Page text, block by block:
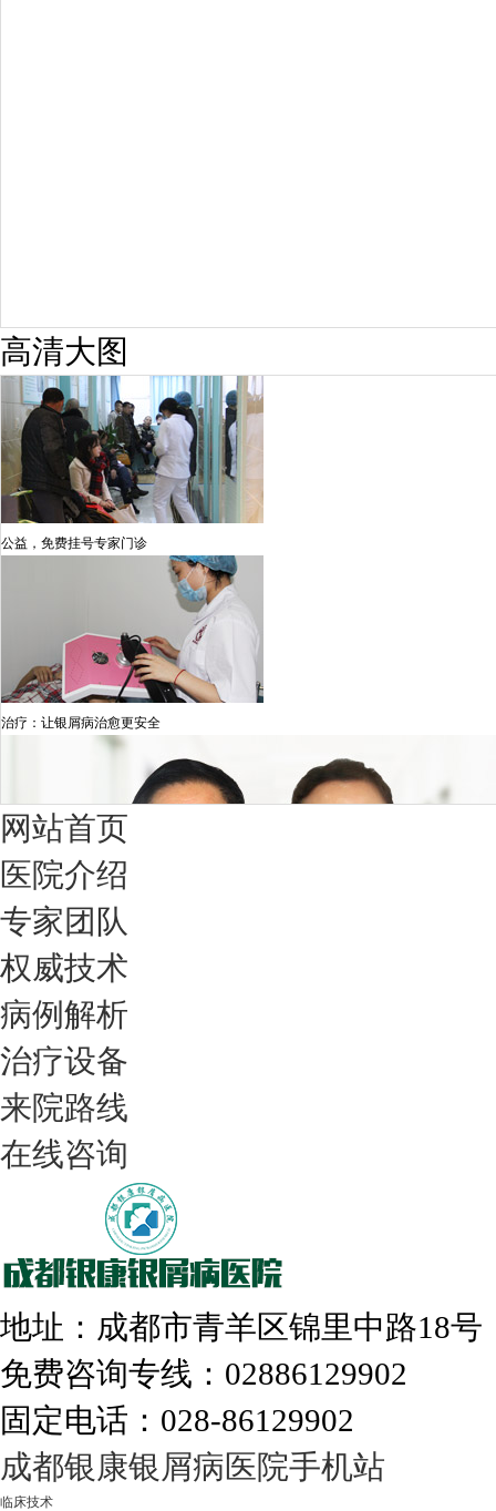
高清大图
公益，免费挂号专家门诊
治疗：让银屑病治愈更安全
我们只治银屑病，我们在成都坐诊
308nm激光：银屑病治疗更高效
走进成都：满足您的治愈需求
网站首页
医院介绍
专家团队
权威技术
病例解析
治疗设备
来院路线
在线咨询
地址：成都市青羊区锦里中路18
免费咨询专线：02886129902
固定电话：028-86129902
成都银康银屑病医院手机站
临床技术